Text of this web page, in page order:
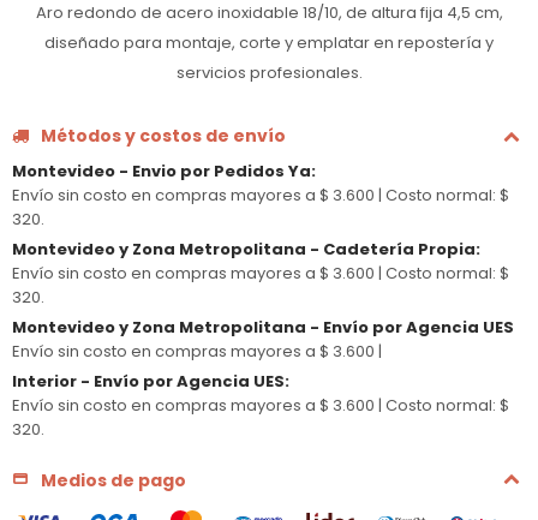
Aro redondo de acero inoxidable 18/10, de altura fija 4,5 cm,
diseñado para montaje, corte y emplatar en repostería y
servicios profesionales.
Métodos y costos de envío
Montevideo - Envio por Pedidos Ya:
Envío sin costo en compras mayores a $ 3.600 | Costo normal: $
320.
Montevideo y Zona Metropolitana - Cadetería Propia:
Envío sin costo en compras mayores a $ 3.600 | Costo normal: $
320.
Montevideo y Zona Metropolitana - Envío por Agencia UES
Envío sin costo en compras mayores a $ 3.600 |
Interior - Envío por Agencia UES:
Envío sin costo en compras mayores a $ 3.600 | Costo normal: $
320.
Medios de pago